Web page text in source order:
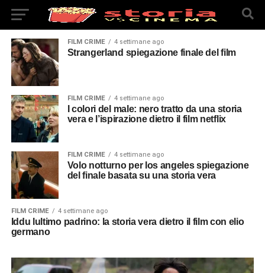
FILM CRIME 4 settimane ago
Strangerland spiegazione finale del film
FILM CRIME 4 settimane ago
vera e l’ispirazione dietro il film netflix
FILM CRIME 4 settimane ago
Volo notturno per los angeles spiegazione
del finale basata su una storia vera
FILM CRIME 4 settimane ago
Iddu lultimo padrino: la storia vera dietro il film con elio
germano